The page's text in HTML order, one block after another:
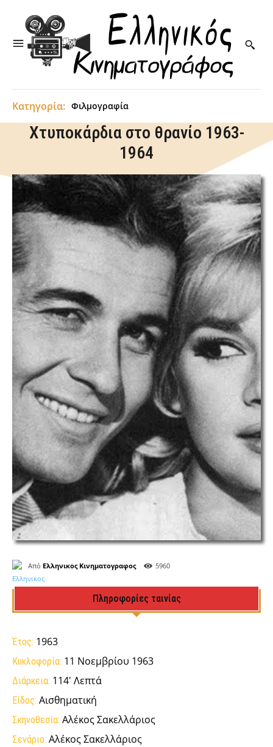
Κατηγορία: Φιλμογραφία
Χτυποκάρδια στο θρανίο 1963-
1964
Από Ελληνικος Κινηματογραφος 5960
Πληροφορίες ταινίας
Έτος: 1963
Κυκλοφορία: 11 Νοεμβρίου 1963
Διάρκεια: 114' Λεπτά
Είδος: Αισθηματική
Σκηνοθεσία: Αλέκος Σακελλάριος
Σενάριο: Αλέκος Σακελλάριος